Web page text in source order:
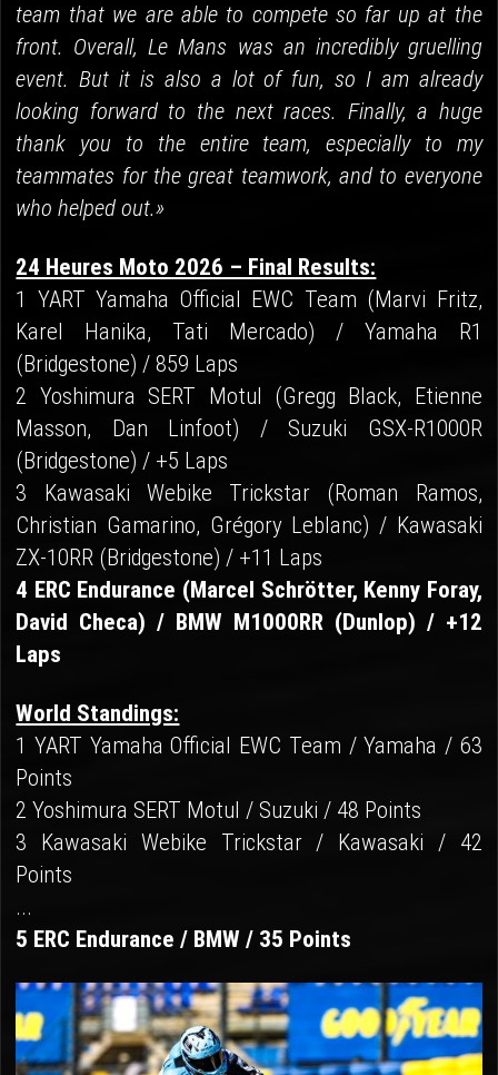
team that we are able to compete so far up at the
front. Overall, Le Mans was an incredibly gruelling
event. But it is also a lot of fun, so I am already
looking forward to the next races. Finally, a huge
thank you to the entire team, especially to my
teammates for the great teamwork, and to everyone
who helped out.»
24 Heures Moto 2026 – Final Results:
1 YART Yamaha Official EWC Team (Marvi Fritz,
Karel Hanika, Tati Mercado) / Yamaha R1
(Bridgestone) / 859 Laps
2 Yoshimura SERT Motul (Gregg Black, Etienne
Masson, Dan Linfoot) / Suzuki GSX-R1000R
(Bridgestone) / +5 Laps
3 Kawasaki Webike Trickstar (Roman Ramos,
Christian Gamarino, Grégory Leblanc) / Kawasaki
ZX-10RR (Bridgestone) / +11 Laps
4 ERC Endurance (Marcel Schrötter, Kenny Foray,
David Checa) / BMW M1000RR (Dunlop) / +12
Laps
World Standings:
1 YART Yamaha Official EWC Team / Yamaha / 63
Points
2 Yoshimura SERT Motul / Suzuki / 48 Points
3 Kawasaki Webike Trickstar / Kawasaki / 42
Points
...
5 ERC Endurance / BMW / 35 Points